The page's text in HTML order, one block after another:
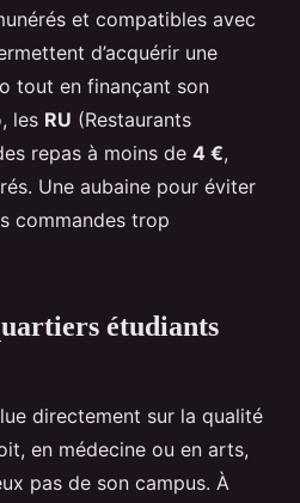
et compatibles avec
d’acquérir une
tout en finançant son
les RU (Restaurants
repas à moins de 4 €,
Une aubaine pour éviter
commandes trop
étudiants
directement sur la qualité
en médecine ou en arts,
pas de son campus. À